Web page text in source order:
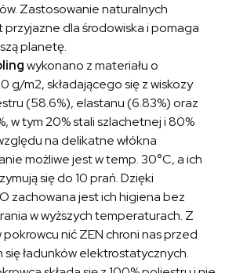
Zastosowanie naturalnych
przyjazne dla środowiska i pomaga
planetę.
wykonano z materiału o
g/m2, składającego się z wiskozy
(58.6%), elastanu (6.83%) oraz
w tym 20% stali szlachetnej i 80%
na delikatne włókna
możliwe jest w temp. 30°C, a ich
się do 10 prań. Dzięki
zachowana jest ich higiena bez
w wyższych temperaturach. Z
nić ZEN chroni nas przed
ładunków elektrostatycznych.